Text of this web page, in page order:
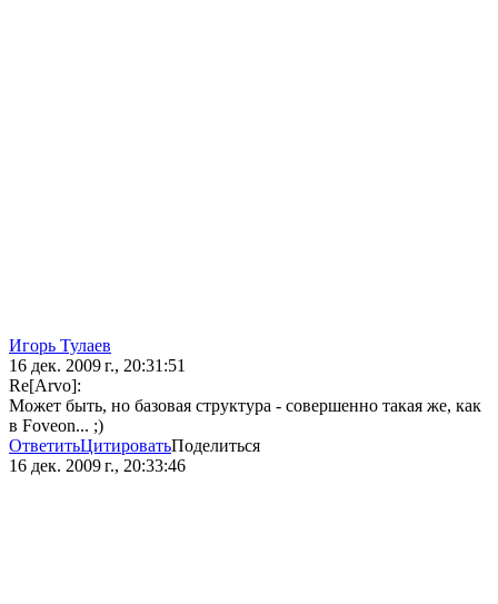
Игорь Тулаев
16 дек. 2009 г., 20:31:51
Re[Arvo]:
Может быть, но базовая структура - совершенно такая же, как
в Foveon... ;)
ОтветитьЦитироватьПоделиться
16 дек. 2009 г., 20:33:46